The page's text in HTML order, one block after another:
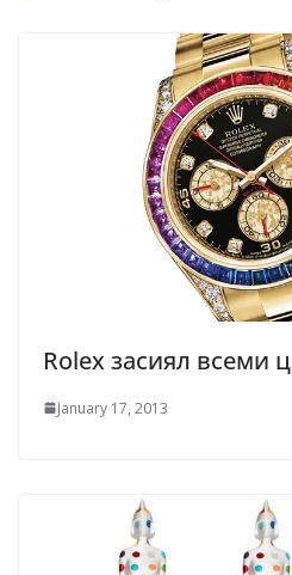
Rolex засиял всеми
January 17, 2013